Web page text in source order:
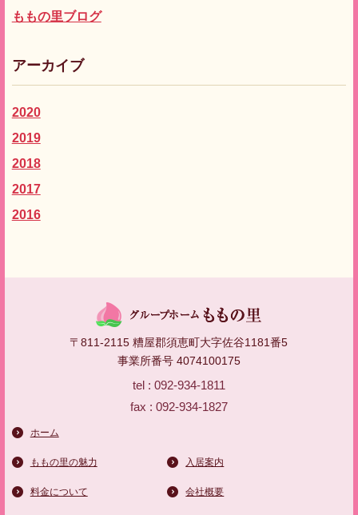
ももの里ブログ
アーカイブ
2020
2019
2018
2017
2016
〒811-2115 糟屋郡須恵町大字佐谷1181番5
事業所番号 4074100175
tel : 092-934-1811
fax : 092-934-1827
ホーム
ももの里の魅力 入居案内
料金について 会社概要